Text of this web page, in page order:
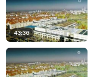
43:36